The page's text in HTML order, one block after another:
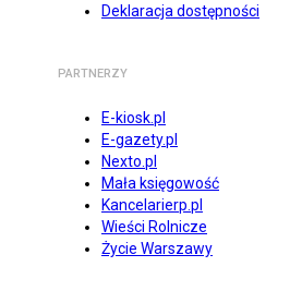
Deklaracja dostępności
PARTNERZY
E-kiosk.pl
E-gazety.pl
Nexto.pl
Mała księgowość
Kancelarierp.pl
Wieści Rolnicze
Życie Warszawy